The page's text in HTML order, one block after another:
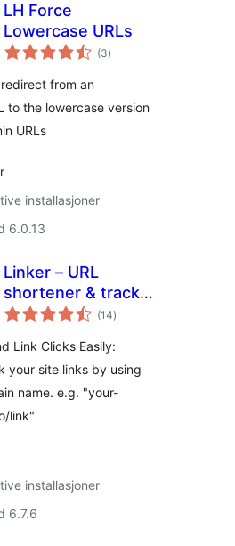
LH Force
Lowercase URLs
(3totale
vurderinger
)
from an
to the lowercase version
URLs
installasjoner
6.0.13
Linker – URL
shortener & track
outbound link clicks
(14totale
vurderinger
)
Link Clicks Easily:
your site links by using
name. e.g. "your-
link"
installasjoner
6.7.6